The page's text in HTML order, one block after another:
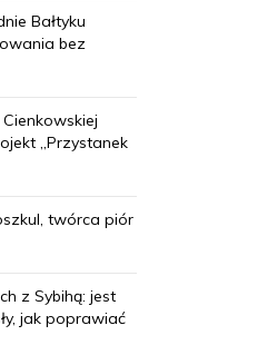
Bałtyku
bez
„Przystanek
twórca piór
z Sybihą: jest
jak poprawiać